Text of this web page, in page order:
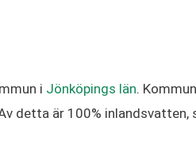
i Jönköpings län.
detta är 100%